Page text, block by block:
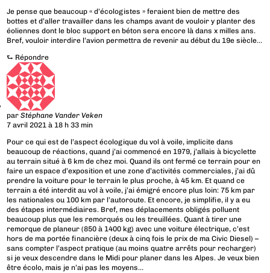
Je pense que beaucoup « d’écologistes » feraient bien de mettre des
bottes et d’aller travailler dans les champs avant de vouloir y planter des
éoliennes dont le bloc support en béton sera encore là dans x milles ans.
Bref, vouloir interdire l’avion permettra de revenir au début du 19e siècle…
⮑ Répondre
parStéphane Vander Veken
7 avril 2021 à 18 h 33 min
Pour ce qui est de l’aspect écologique du vol à voile, implicite dans
beaucoup de réactions, quand j’ai commencé en 1979, j’allais à bicyclette
au terrain situé à 6 km de chez moi. Quand ils ont fermé ce terrain pour en
faire un espace d’exposition et une zone d’activités commerciales, j’ai dû
prendre la voiture pour le terrain le plus proche, à 45 km. Et quand ce
terrain a été interdit au vol à voile, j’ai émigré encore plus loin: 75 km par
les nationales ou 100 km par l’autoroute. Et encore, je simplifie, il y a eu
des étapes intermédiaires. Bref, mes déplacements obligés polluent
beaucoup plus que les remorqués ou les treuillées. Quant à tirer une
remorque de planeur (850 à 1400 kg) avec une voiture électrique, c’est
hors de ma portée financière (deux à cinq fois le prix de ma Civic Diesel) –
sans compter l’aspect pratique (au moins quatre arrêts pour recharger)
si je veux descendre dans le Midi pour planer dans les Alpes. Je veux bien
être écolo, mais je n’ai pas les moyens…